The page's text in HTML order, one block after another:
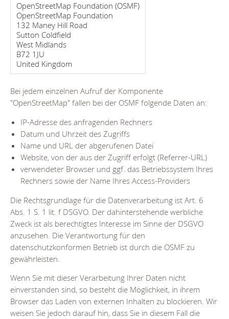
OpenStreetMap Foundation (OSMF)
OpenStreetMap Foundation
132 Maney Hill Road
Sutton Coldfield
West Midlands
B72 1JU
United Kingdom
Bei jedem einzelnen Aufruf der Komponente
"OpenStreetMap" fallen bei der OSMF folgende Daten an:
IP-Adresse des anfragenden Rechners
Datum und Uhrzeit des Zugriffs
Name und URL der abgerufenen Datei
Website, von der aus der Zugriff erfolgt (Referrer-URL)
verwendeter Browser und ggf. das Betriebssystem Ihres
Rechners sowie der Name Ihres Access-Providers
Die Rechtsgrundlage für die Datenverarbeitung ist Art. 6
Abs. 1 S. 1 lit. f DSGVO. Der dahinterstehende werbliche
Zweck ist als berechtigtes Interesse im Sinne der DSGVO
anzusehen. Die Verantwortung für den
datenschutzkonformen Betrieb ist durch die OSMF zu
gewährleisten.
Wenn Sie mit dieser Verarbeitung Ihrer Daten nicht
einverstanden sind, so besteht die Möglichkeit, in ihrem
Browser das Laden von externen Inhalten zu blockieren. Wir
weisen Sie jedoch darauf hin, dass Sie in diesem Fall die